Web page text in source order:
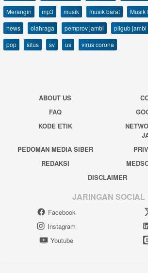
Merangin
mp3 musik musik barat Musik
news
olahraga pemprov jambi pilgub jambi
pop
situs sv us virus corona
ABOUT US
FAQ
KODE ETIK
PEDOMAN MEDIA SIBER
REDAKSI
DISCLAIMER
JARINGAN SOCIAL
Facebook
Instagram
Youtube